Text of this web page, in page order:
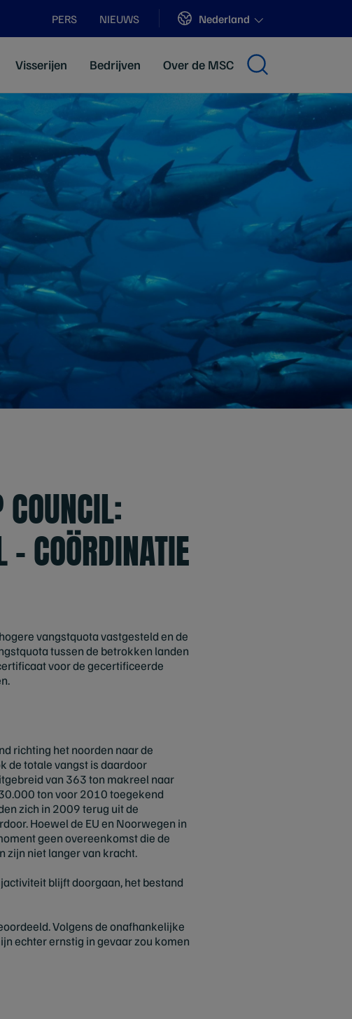
PERS NIEUWS Sites
Nederland
Visserijen Bedrijven Over de MSC
COÖRDINATIE
vangstquota vastgesteld en de
tussen de betrokken landen
voor de gecertificeerde
richting het noorden naar de
de totale vangst is daardoor
van 363 ton makreel naar
ton voor 2010 toegekend
zich in 2009 terug uit de
Hoewel de EU en Noorwegen in
geen overeenkomst die de
zijn niet langer van kracht.
blijft doorgaan, het bestand
Volgens de onafhankelijke
echter ernstig in gevaar zou komen